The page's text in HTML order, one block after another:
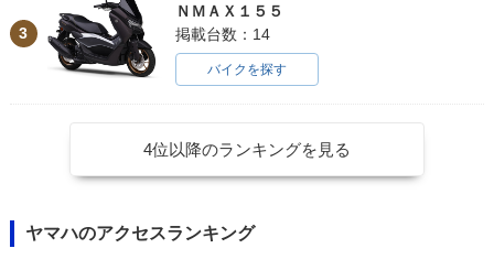
3
ＮＭＡＸ１５５
掲載台数：14
バイクを探す
4位以降のランキングを見る
ヤマハのアクセスランキング